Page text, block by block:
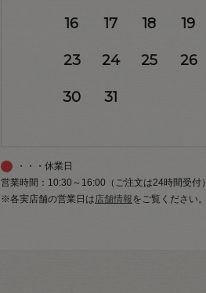
16 17 18 19
23 24 25 26
30 31
・・・休業日
営業時間：10:30～16:00（ご注文は24時間受付）
※各実店舗の営業日は店舗情報をご覧ください。